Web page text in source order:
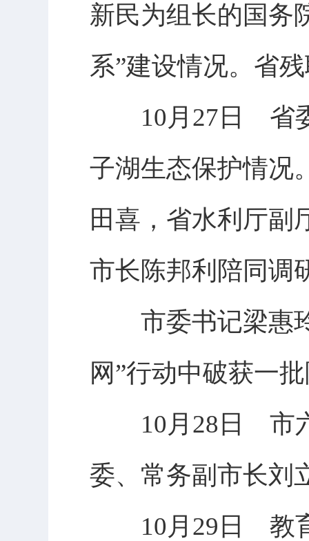
新民为组长的国务
系”建设情况。省
10月27日 省委
子湖生态保护情况
田喜，省水利厅副
市长陈邦利陪同调
市委书记梁惠玲
网”行动中破获一
10月28日 市六
委、常务副市长刘
10月29日 教育